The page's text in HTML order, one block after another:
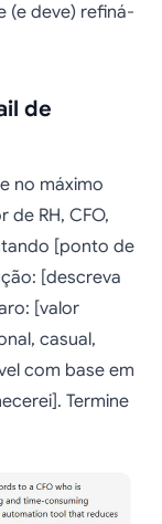
(e deve) refiná-
de
no máximo
de RH, CFO,
[ponto de
[descreva
[valor
casual,
com base em
Termine